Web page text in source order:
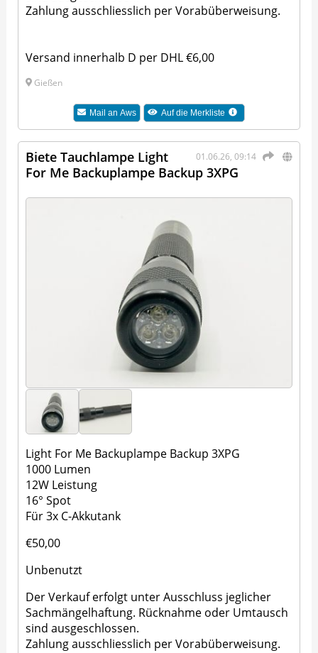
Zahlung ausschliesslich per Vorabüberweisung.
Versand innerhalb D per DHL €6,00
Gießen
Mail an Aws Auf die Merkliste
01.06.26, 09:14
Biete Tauchlampe Light
For Me Backuplampe Backup 3XPG
Light For Me Backuplampe Backup 3XPG
1000 Lumen
12W Leistung
16° Spot
Für 3x C-Akkutank
€50,00
Unbenutzt
Der Verkauf erfolgt unter Ausschluss jeglicher
Sachmängelhaftung. Rücknahme oder Umtausch
sind ausgeschlossen.
Zahlung ausschliesslich per Vorabüberweisung.